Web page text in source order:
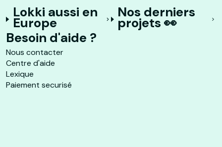
Lokki aussi en
Europe
Nos derniers
projets 👀
Besoin d'aide ?
Nous contacter
Centre d'aide
Lexique
Paiement securisé